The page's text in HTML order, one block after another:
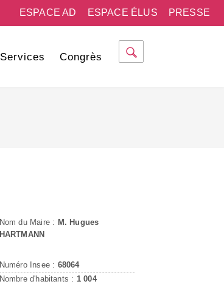
PRESSE
ESPACE ÉLUS
ESPACE AD
Services Congrès
Nom du Maire : M. Hugues
HARTMANN
Numéro Insee : 68064
Nombre d'habitants : 1 004